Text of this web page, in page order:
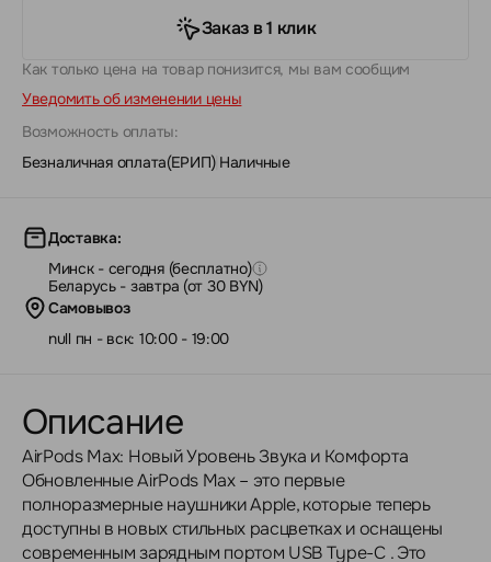
Заказ в 1 клик
Как только цена на товар понизится, мы вам сообщим
Уведомить об изменении цены
Возможность оплаты:
Безналичная оплата(ЕРИП)| Наличные
Доставка:
Минск - сегодня (бесплатно)
Беларусь - завтра (от 30 BYN)
Самовывоз
null пн - вск: 10:00 - 19:00
Описание
AirPods Max: Новый Уровень Звука и Комфорта
Обновленные AirPods Max – это первые
полноразмерные наушники Apple, которые теперь
доступны в новых стильных расцветках и оснащены
современным зарядным портом USB Type-C . Это